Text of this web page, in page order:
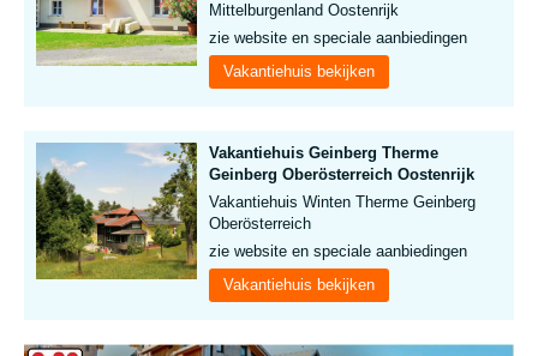
Mittelburgenland Oostenrijk
zie website en speciale aanbiedingen
Vakantiehuis bekijken
Vakantiehuis Geinberg Therme
Geinberg Oberösterreich Oostenrijk
Vakantiehuis Winten Therme Geinberg
Oberösterreich
zie website en speciale aanbiedingen
Vakantiehuis bekijken